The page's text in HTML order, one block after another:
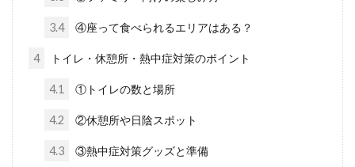
3.4 ④座って食べられるエリアはある？
4 トイレ・休憩所・熱中症対策のポイント
4.1 ①トイレの数と場所
4.2 ②休憩所や日陰スポット
4.3 ③熱中症対策グッズと準備